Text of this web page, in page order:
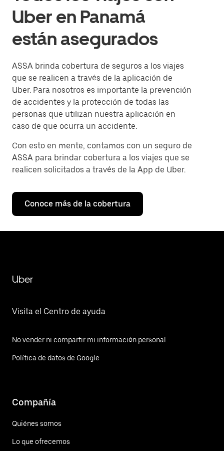
Uber en Panamá
están asegurados
ASSA brinda cobertura de seguros a los viajes
que se realicen a través de la aplicación de
Uber. Para nosotros es importante la prevención
de accidentes y la protección de todas las
personas que utilizan nuestra aplicación en
caso de que ocurra un accidente.
Con esto en mente, contamos con un seguro de
ASSA para brindar cobertura a los viajes que se
realicen solicitados a través de la App de Uber.
Conoce más de la cobertura
Uber
Visita el Centro de ayuda
No vender ni compartir mi información personal
Política de datos de Google
Compañía
Quiénes somos
Lo que ofrecemos